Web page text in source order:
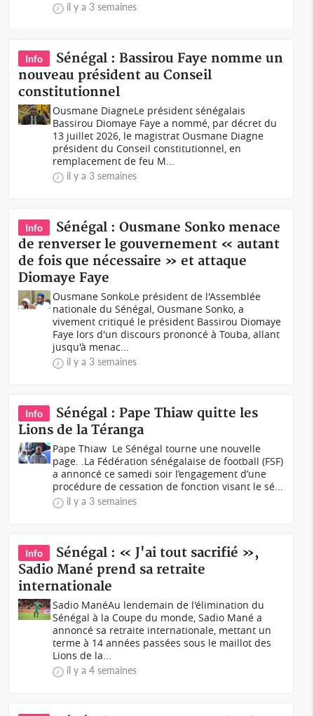
il y a 3 semaines
Info
Sénégal : Bassirou Faye nomme un
nouveau président au Conseil
constitutionnel
Ousmane DiagneLe président sénégalais
Bassirou Diomaye Faye a nommé, par décret du
13 juillet 2026, le magistrat Ousmane Diagne
président du Conseil constitutionnel, en
remplacement de feu M...
il y a 3 semaines
Info
Sénégal : Ousmane Sonko menace
de renverser le gouvernement « autant
de fois que nécessaire » et attaque
Diomaye Faye
Ousmane SonkoLe président de l'Assemblée
nationale du Sénégal, Ousmane Sonko, a
vivement critiqué le président Bassirou Diomaye
Faye lors d'un discours prononcé à Touba, allant
jusqu'à menac...
il y a 3 semaines
Info
Sénégal : Pape Thiaw quitte les
Lions de la Téranga
‎Pape Thiaw‎ ‎ ‎Le Sénégal tourne une nouvelle
page. .La Fédération sénégalaise de football (FSF)
a annoncé ce samedi soir l’engagement d’une
procédure de cessation de fonction visant le sé...
il y a 3 semaines
Info
Sénégal : « J'ai tout sacrifié »,
Sadio Mané prend sa retraite
internationale
Sadio ManéAu lendemain de l'élimination du
Sénégal à la Coupe du monde, Sadio Mané a
annoncé sa retraite internationale, mettant un
terme à 14 années passées sous le maillot des
Lions de la...
il y a 4 semaines